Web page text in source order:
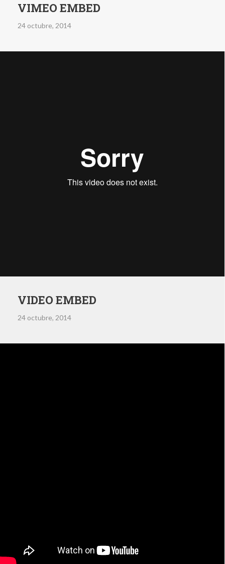
VIMEO EMBED
24 octubre, 2014
VIDEO EMBED
24 octubre, 2014